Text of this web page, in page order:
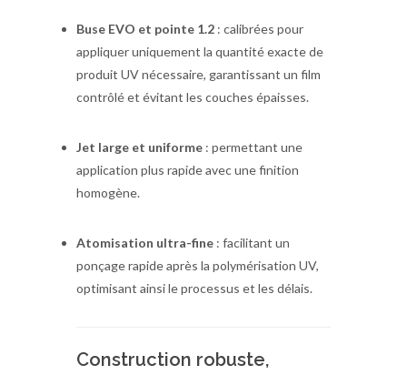
Buse EVO et pointe 1.2 : calibrées pour
appliquer uniquement la quantité exacte de
produit UV nécessaire, garantissant un film
contrôlé et évitant les couches épaisses.
Jet large et uniforme : permettant une
application plus rapide avec une finition
homogène.
Atomisation ultra-fine : facilitant un
ponçage rapide après la polymérisation UV,
optimisant ainsi le processus et les délais.
Construction robuste,